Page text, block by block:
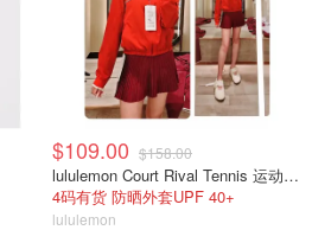
$109.00 $158.00
lululemon Court Rival Tennis 运动夹克 女士
4码有货 防晒外套UPF 40+
lululemon